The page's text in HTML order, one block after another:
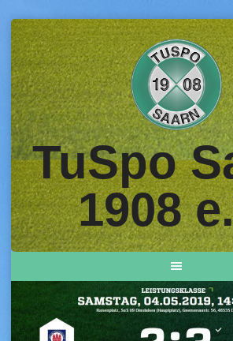
Skip
to
content
TuSpo
1908